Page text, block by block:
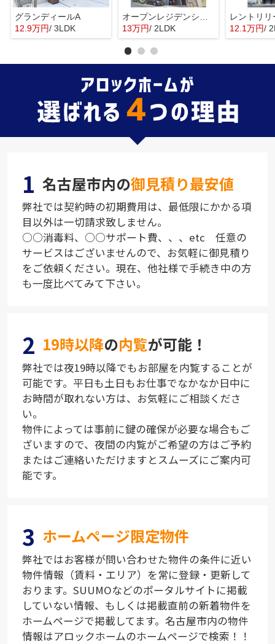
グランディールA
12.9万円/ 3LDK
13万円/ 2LDK
レントリ
12.1万円/
1 名古屋市内の御見積り最安値
弊社では契約時の初期費用は、最低限にかかる項
目以外は一切請求致しません。
○○消毒料、○○サポート費、、、etc 任意の
サービスはございませんので、お気軽に御見積り
をご依頼ください。現在、他社様で手続き中の方
も一度比べてみて下さい。
2 19時以降の内覧が可能！
弊社では夜19時以降でもお部屋を内覧することが
可能です。平日も土日もお仕事でなかなか日中に
お時間が取れない方は、お気軽にご相談くださ
い。
物件によっては事前に鍵の確保が必要な場合もご
ざいますので、夜間の内覧がご希望の方はご予約
またはご連絡いただけますとスムーズにご案内可
能です。
3 ホームページ限定物件
弊社ではお客様が問い合わせた物件の条件に近い
物件情報（賃料・エリア）を常に登録・更新して
おります。SUUMOなどのポータルサイトに掲載
していない情報、もしくは掲載直前の新着物件を
ホームページで掲載してます。名古屋市内の物件
情報はアロックホームのホームページで検索！！